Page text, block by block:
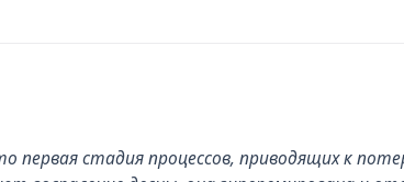
стадия процессов, приводящих к